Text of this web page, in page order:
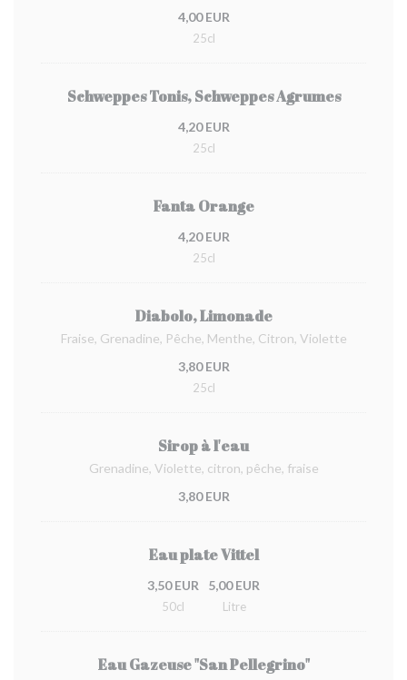
4,00 EUR
25cl
Schweppes Tonis, Schweppes Agrumes
4,20 EUR
25cl
Fanta Orange
4,20 EUR
25cl
Diabolo, Limonade
Fraise, Grenadine, Pêche, Menthe, Citron, Violette
3,80 EUR
25cl
Sirop à l'eau
Grenadine, Violette, citron, pêche, fraise
3,80 EUR
Eau plate Vittel
3,50 EUR
50cl
5,00 EUR
Litre
Eau Gazeuse "San Pellegrino"